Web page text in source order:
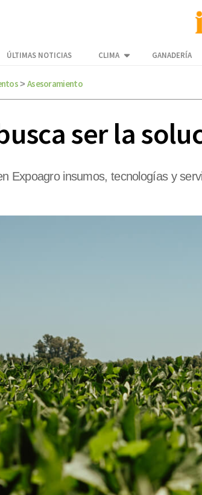
ÚLTIMAS NOTICIAS CLIMA GANADERÍA
> Asesoramiento
ser la
Expoagro insumos, tecnologías y